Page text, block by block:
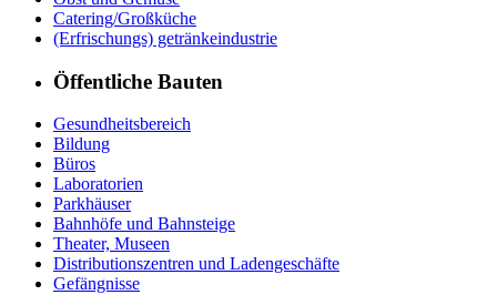
Catering/Großküche
(Erfrischungs) getränkeindustrie
Öffentliche Bauten
Gesundheitsbereich
Bildung
Büros
Laboratorien
Parkhäuser
Bahnhöfe und Bahnsteige
Theater, Museen
Distributionszentren und Ladengeschäfte
Gefängnisse